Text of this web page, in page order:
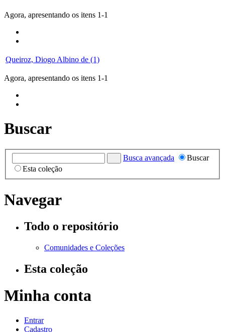
Agora, apresentando os itens 1-1
Queiroz, Diogo Albino de (1)
Agora, apresentando os itens 1-1
Buscar
Busca avançada
Buscar
Esta coleção
Navegar
Todo o repositório
Comunidades e Coleções
Esta coleção
Minha conta
Entrar
Cadastro